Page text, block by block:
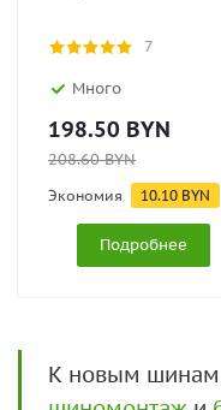
7
Много
198.50 BYN
208.60BYN
Экономия 10.10 BYN
Подробнее
К новым